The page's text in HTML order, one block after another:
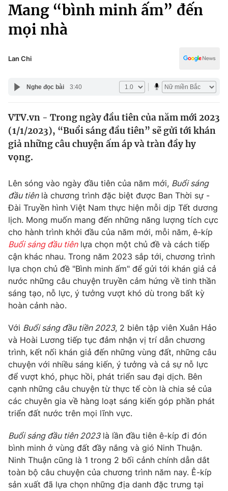
Chính trị
Xã hội
Pháp luật
Y tế
Thế giới
Tin tức
Thế giới đó đây
Câu chuyện quốc tế
Kinh tế
Thị trường
Góc doanh nghiệp
Dữ liệu và đời sống
Truyền hình
Phim VTV
Hậu trường
Nhân vật
Khán giả
Giải sao mai
Giải trí
Điện ảnh
Âm nhạc
Sao
Đời sống
Du lịch
Làm đẹp
Chất lượng cuộc sống
Giáo dục
Học trực tuyến
Công nghệ
Hitech Công nghệ tương lai
Sản phẩm
Thị trường
Tư vấn
Giao lưu trực tuyến
Lịch phát sóng
Emagazine Podcast
Photo Infographic
Truyền hình
Văn hóa - Giải trí
Mang “bình minh ấm” đến
mọi nhà
Lan Chi
Nghe đọc bài 3:40
VTV.vn - Trong ngày đầu tiên của năm mới 2023
(1/1/2023), “Buổi sáng đầu tiên” sẽ gửi tới khán
giả những câu chuyện ấm áp và tràn đầy hy
vọng.
Lên sóng vào ngày đầu tiên của năm mới, Buổi sáng
đầu tiênlà chương trình đặc biệt được Ban Thời sự -
Đài Truyền hình Việt Nam thực hiện mỗi dịp Tết dương
lịch. Mong muốn mang đến những năng lượng tích cực
cho hành trình khởi đầu của năm mới, mỗi năm, ê-kíp
Buổi sáng đầu tiênlựa chọn một chủ đề và cách tiếp
cận khác nhau. Trong năm 2023 sắp tới, chương trình
lựa chọn chủ đề "Bình minh ấm" để gửi tới khán giả cả
nước những câu chuyện truyền cảm hứng về tinh thần
sáng tạo, nỗ lực, ý tưởng vượt khó dù trong bất kỳ
hoàn cảnh nào.
Với Buổi sáng đầu tiền 2023, 2 biên tập viên Xuân Hảo
và Hoài Lương tiếp tục đảm nhận vị trí dẫn chương
trình, kết nối khán giả đến những vùng đất, những câu
chuyện với nhiều sáng kiến, ý tưởng và cả sự nỗ lực
để vượt khó, phục hồi, phát triển sau đại dịch. Bên
cạnh những câu chuyện từ thực tế còn là chia sẻ của
các chuyên gia về hàng loạt sáng kiến góp phần phát
triển đất nước trên mọi lĩnh vực.
Buổi sáng đầu tiên 2023là lần đầu tiên ê-kíp đi đón
bình minh ở vùng đất đầy nắng và gió Ninh Thuận.
Ninh Thuận cũng là 1 trong 2 bối cảnh chính dẫn dắt
toàn bộ câu chuyện của chương trình năm nay. Ê-kíp
sản xuất đã lựa chọn những địa danh đặc trưng tại